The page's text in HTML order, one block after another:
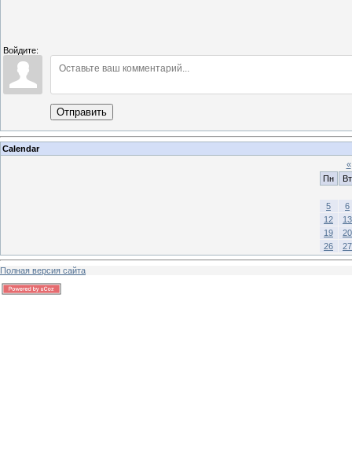
Войдите:
Отправить
Calendar
«
Пн
Вт
5
6
12
13
19
20
26
27
Полная версия сайта